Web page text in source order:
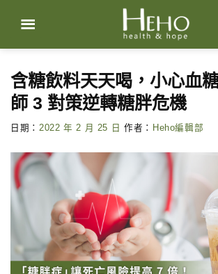
content
含糖飲料天天喝，小心血
師 3 對策逆轉糖胖危機
日期： 2022 年 2 月 25 日 作者： Heho編輯部